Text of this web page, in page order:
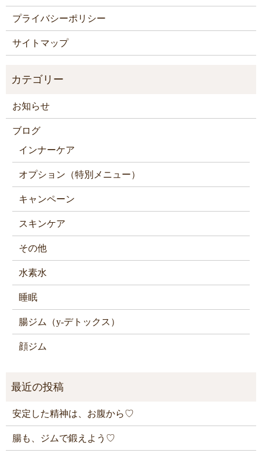
プライバシーポリシー
サイトマップ
お知らせ
ブログ
インナーケア
オプション（特別メニュー）
キャンペーン
スキンケア
その他
水素水
睡眠
腸ジム（y-デトックス）
顔ジム
安定した精神は、お腹から♡
腸も、ジムで鍛えよう♡